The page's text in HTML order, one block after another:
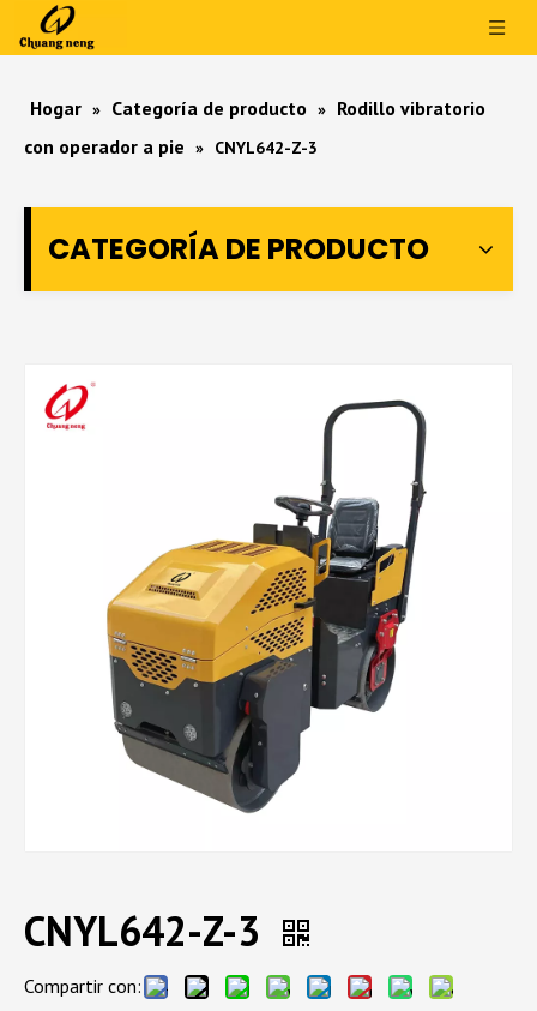
Hogar » Categoría de producto » Rodillo vibratorio
con operador a pie » CNYL642-Z-3
CATEGORÍA DE PRODUCTO
CNYL642-Z-3
Compartir con: